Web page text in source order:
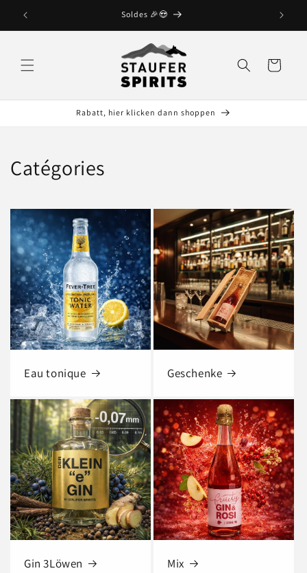
passer
Soldes 🎉😍
Panier
Rabatt, hier klicken dann shoppen
Catégories
Eau tonique Geschenke
Gin 3Löwen Mix